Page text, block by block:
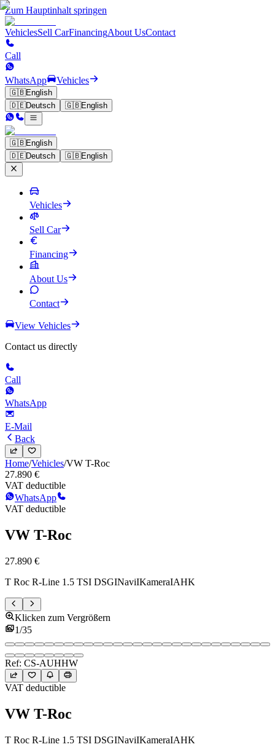
Zum Hauptinhalt springen
VehiclesSell CarFinancingAbout UsContact
Call
WhatsApp Vehicles
🇬🇧English
🇩🇪Deutsch 🇬🇧English
🇬🇧English
🇩🇪Deutsch 🇬🇧English
Vehicles
Sell Car
Financing
About Us
Contact
View Vehicles
Contact us directly
Call
WhatsApp
E-Mail
Back
Home/Vehicles/VW T-Roc
27.890 €
VAT deductible
WhatsApp
VAT deductible
VW T-Roc
27.890 €
T Roc R-Line 1.5 TSI DSGINaviIKameraIAHK
Klicken zum Vergrößern
1/35
Ref: CS-AUHHW
VAT deductible
VW T-Roc
T Roc R-Line 1.5 TSI DSGINaviIKameraIAHK